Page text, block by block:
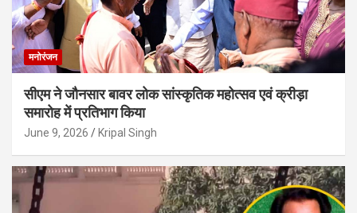
मनोरंजन
सीएम ने जौनसार बावर लोक सांस्कृतिक महोत्सव एवं क्रीड़ा
समारोह में प्रतिभाग किया
June 9, 2026 Kripal Singh